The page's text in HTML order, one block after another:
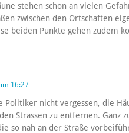
stehen schon an vielen
zwischen den Ortschaften
beiden Punkte gehen zudem
16:27
Politiker nicht vergessen, die
Strassen zu entfernen. Ganz
so nah an der Straße